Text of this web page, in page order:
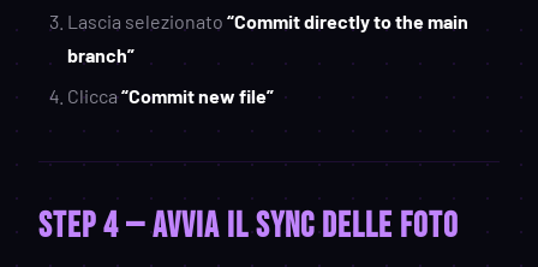
Lascia selezionato “Commit directly to the main
branch”
Clicca“Commit new file”
STEP 4 — Avvia il sync delle foto